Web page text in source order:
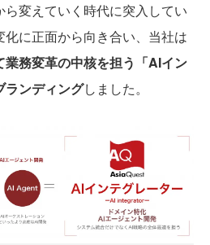
変えていく時代に突入してい
化に正面から向き合い、当社は
務変革の中核を担う「AIイン
ランディングしました。